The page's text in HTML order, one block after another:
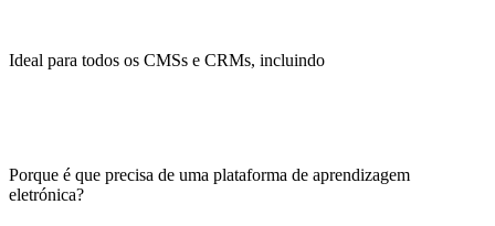
Ideal para todos os CMSs e CRMs, incluindo
Porque é que precisa de uma plataforma de aprendizagem
eletrónica?